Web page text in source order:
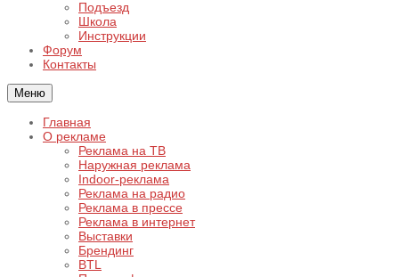
Подъезд
Школа
Инструкции
Форум
Контакты
Меню
Главная
О рекламе
Реклама на ТВ
Наружная реклама
Indoor-реклама
Реклама на радио
Реклама в прессе
Реклама в интернет
Выставки
Брендинг
BTL